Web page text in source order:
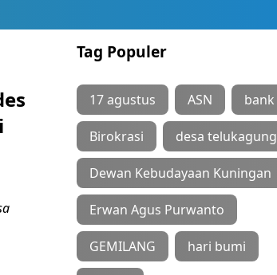
Tag Populer
17 agustus ASN bank
Birokrasi desa telukagung
Dewan Kebudayaan Kuningan
Erwan Agus Purwanto
GEMILANG hari bumi